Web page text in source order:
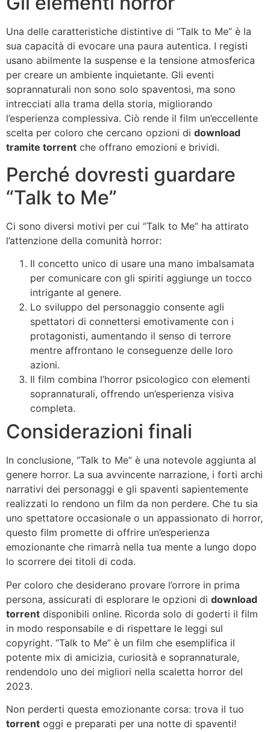
Una delle caratteristiche distintive di “Talk to Me” è la
sua capacità di evocare una paura autentica. I registi
usano abilmente la suspense e la tensione atmosferica
per creare un ambiente inquietante. Gli eventi
soprannaturali non sono solo spaventosi, ma sono
intrecciati alla trama della storia, migliorando
l’esperienza complessiva. Ciò rende il film un’eccellente
scelta per coloro che cercano opzioni di download
tramite torrent che offrano emozioni e brividi.
Perché dovresti guardare
“Talk to Me”
Ci sono diversi motivi per cui “Talk to Me” ha attirato
l’attenzione della comunità horror:
Il concetto unico di usare una mano imbalsamata
per comunicare con gli spiriti aggiunge un tocco
intrigante al genere.
Lo sviluppo del personaggio consente agli
spettatori di connettersi emotivamente con i
protagonisti, aumentando il senso di terrore
mentre affrontano le conseguenze delle loro
azioni.
Il film combina l’horror psicologico con elementi
soprannaturali, offrendo un’esperienza visiva
completa.
Considerazioni finali
In conclusione, “Talk to Me” è una notevole aggiunta al
genere horror. La sua avvincente narrazione, i forti archi
narrativi dei personaggi e gli spaventi sapientemente
realizzati lo rendono un film da non perdere. Che tu sia
uno spettatore occasionale o un appassionato di horror,
questo film promette di offrire un’esperienza
emozionante che rimarrà nella tua mente a lungo dopo
lo scorrere dei titoli di coda.
Per coloro che desiderano provare l’orrore in prima
persona, assicurati di esplorare le opzioni di download
torrent disponibili online. Ricorda solo di goderti il ​​film
in modo responsabile e di rispettare le leggi sul
copyright. “Talk to Me” è un film che esemplifica il
potente mix di amicizia, curiosità e soprannaturale,
rendendolo uno dei migliori nella scaletta horror del
2023.
Non perderti questa emozionante corsa: trova il tuo
torrent oggi e preparati per una notte di spaventi!